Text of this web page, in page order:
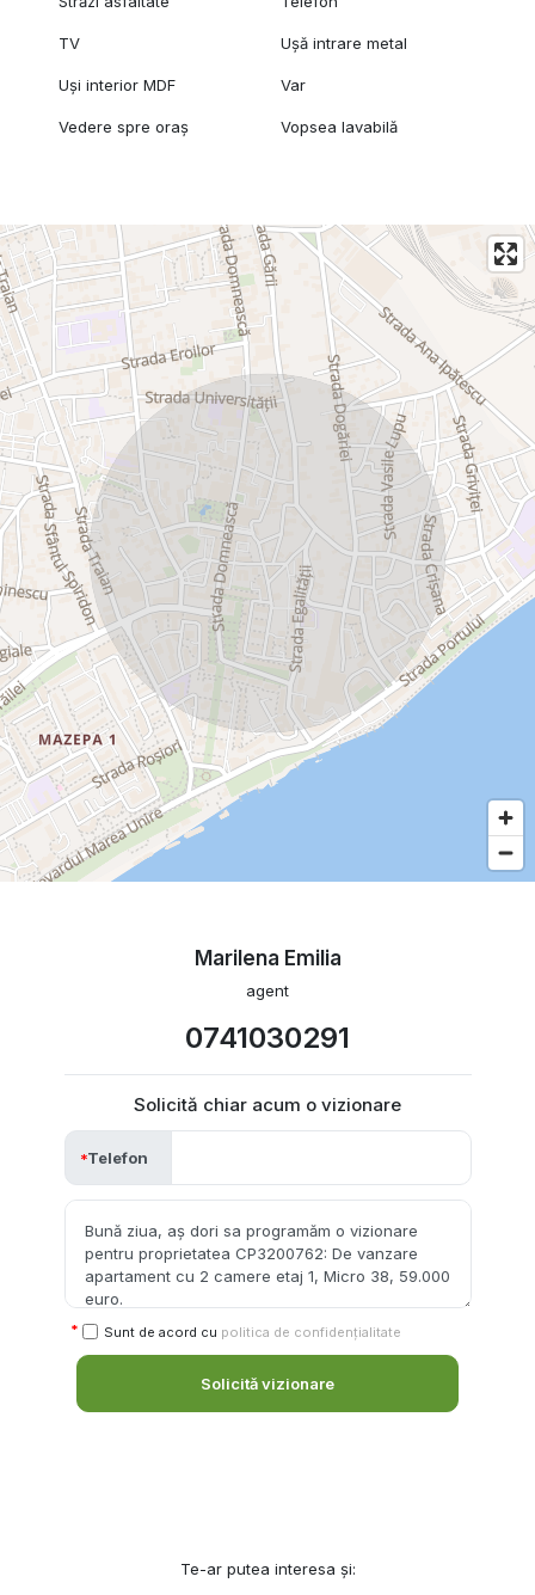
TV Ușă intrare metal
Uși interior MDF Var
Vedere spre oraș Vopsea lavabilă
Marilena Emilia
agent
0741030291
Solicită chiar acum o vizionare
Telefon
Sunt de acord cu politica de confidențialitate
Solicită vizionare
Te-ar putea interesa și: